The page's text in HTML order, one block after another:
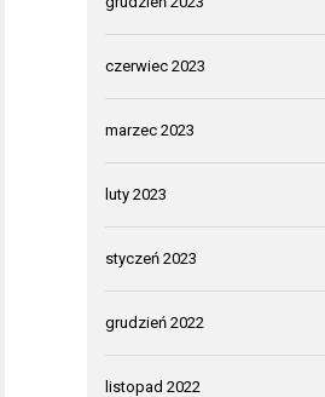
czerwiec 2023
marzec 2023
luty 2023
styczeń 2023
grudzień 2022
listopad 2022